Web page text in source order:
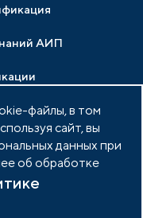
АИП
личный кабинет
файлы, в том
сайт, вы
данных при
об обработке